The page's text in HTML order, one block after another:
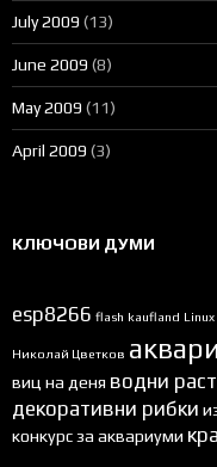
July 2009 (13)
June 2009 (8)
May 2009 (11)
April 2009 (3)
КЛЮЧОВИ ДУМИ
esp8266 flash kaufland Linux
Николай Цветков
виц на деня водни
декоративни рибки
конкурс за аквариуми